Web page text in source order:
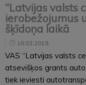
“Latvijas valsts
ierobežojumus
šķīdoņa laikā
18.03.2019
VAS “Latvijas valsts
atsevišķos grants
tiek ieviesti